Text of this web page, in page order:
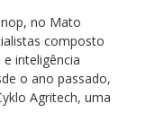
no Mato
composto
inteligência
o ano passado,
Agritech, uma